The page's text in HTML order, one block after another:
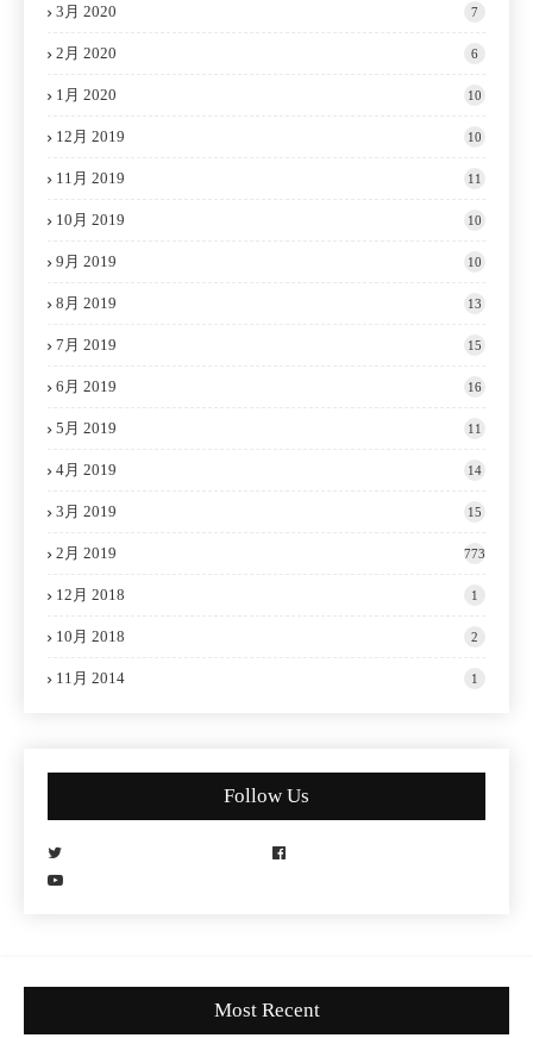
3月 2020 7
2月 2020 6
1月 2020 10
12月 2019 10
11月 2019 11
10月 2019 10
9月 2019 10
8月 2019 13
7月 2019 15
6月 2019 16
5月 2019 11
4月 2019 14
3月 2019 15
2月 2019 773
12月 2018 1
10月 2018 2
11月 2014 1
Follow Us
Most Recent